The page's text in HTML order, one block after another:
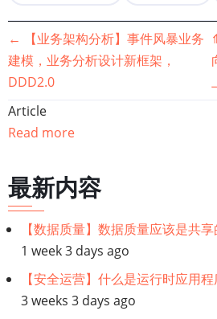
书
籍
遍
链
接：
【企
业
←
【业务架构分析】事件风暴业务
建模，业务分析设计新框架，
DDD2.0
Article
Read more
最新内容
【数据质量】数据质量应该是共
1 week 3 days ago
【安全运营】什么是运行时应用
3 weeks 3 days ago